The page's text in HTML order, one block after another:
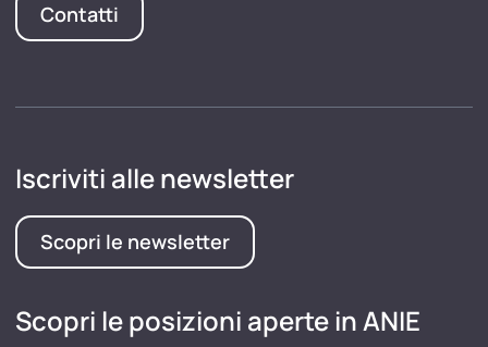
Contatti
Iscriviti alle newsletter
Scopri le newsletter
Scopri le posizioni aperte in ANIE